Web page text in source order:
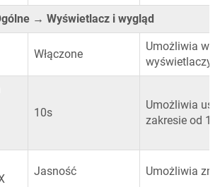
→ Wyświetlacz i wygląd
Włączone
Umożliwia
wyświetlaczy
10s
Umożliwia
zakresie od
Jasność Umożliwia